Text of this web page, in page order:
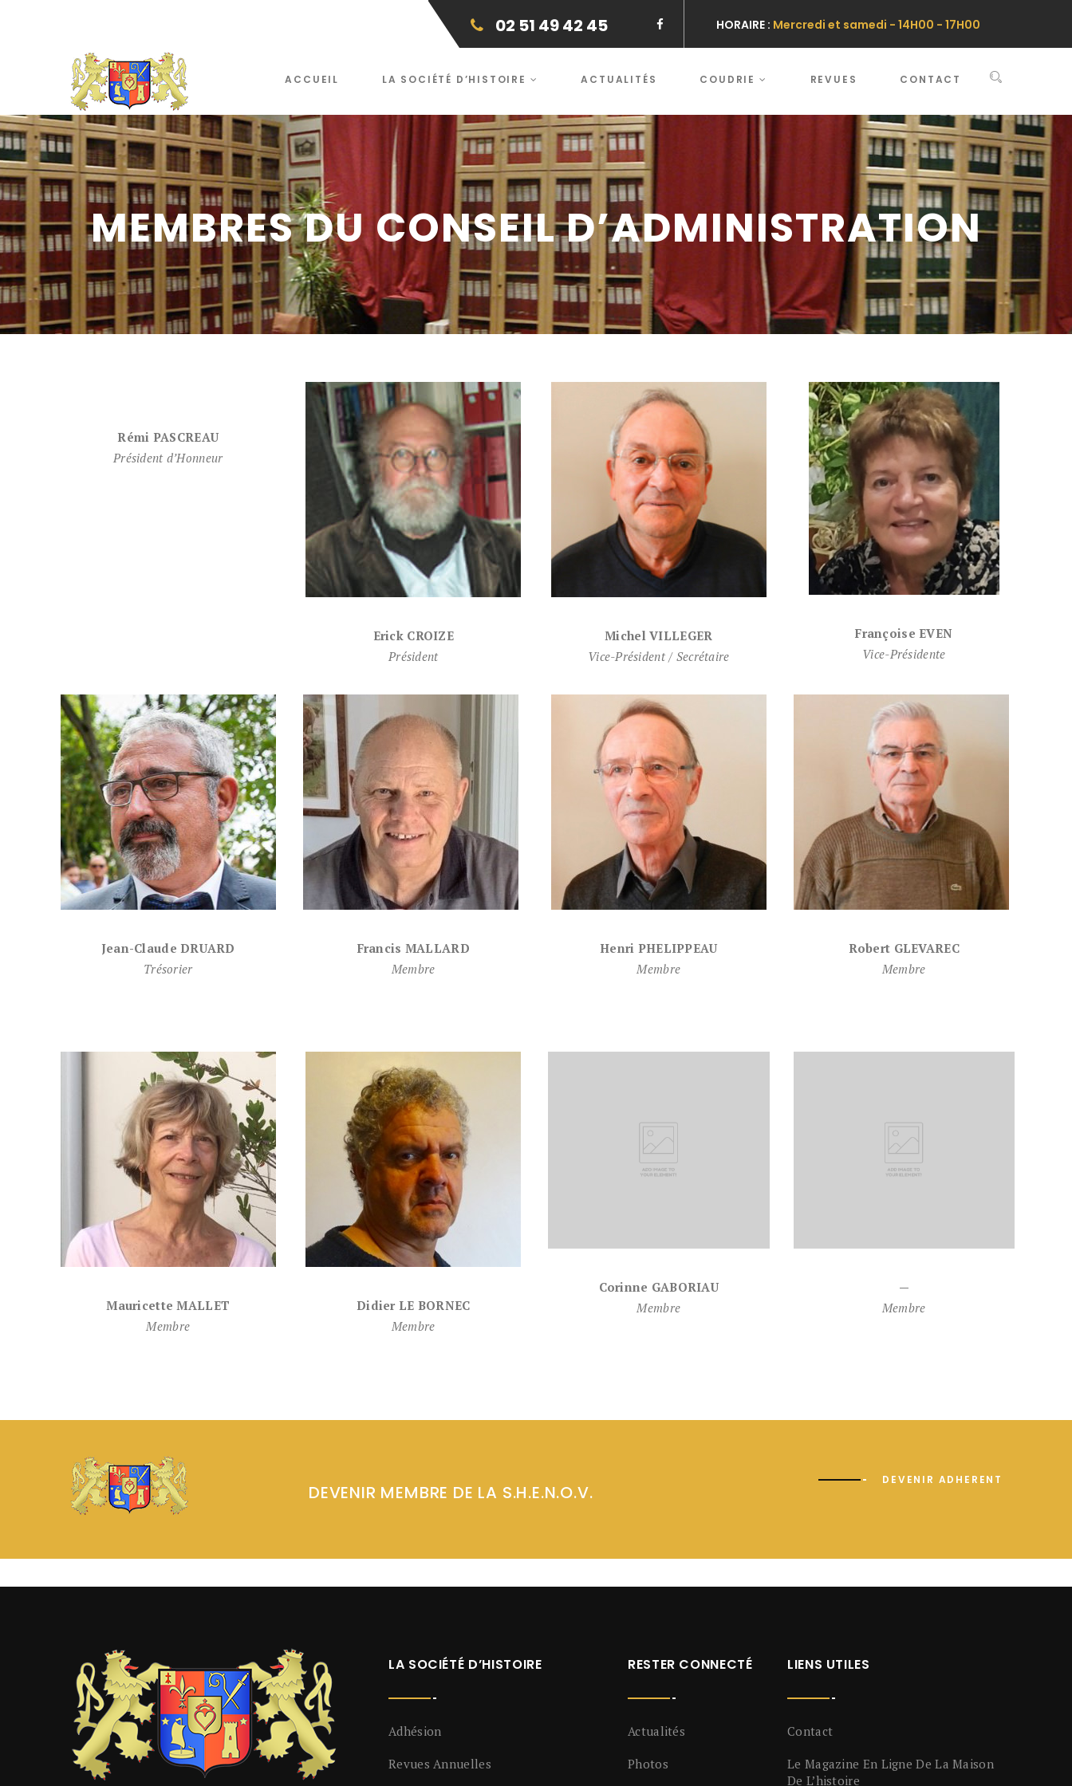
02 51 49 42 45 HORAIRE : Mercredi et samedi - 14H00 - 17H00
ACCUEIL LA SOCIÉTÉ D’HISTOIRE ACTUALITÉS COUDRIE REVUES CONTACT
MEMBRES DU CONSEIL D’ADMINISTRATION
Rémi PASCREAU
Président d’Honneur
Erick CROIZE
Président
Michel VILLEGER
Vice-Président / Secrétaire
Françoise EVEN
Vice-Présidente
Jean-Claude DRUARD
Trésorier
Francis MALLARD
Membre
Henri PHELIPPEAU
Membre
Robert GLEVAREC
Membre
Mauricette MALLET
Membre
Didier LE BORNEC
Membre
Corinne GABORIAU
Membre
—
Membre
DEVENIR MEMBRE DE LA S.H.E.N.O.V.
DEVENIR ADHERENT
LA SOCIÉTÉ D’HISTOIRE
Adhésion
Revues Annuelles
RESTER CONNECTÉ
Actualités
Photos
LIENS UTILES
Contact
Le Magazine En Ligne De La Maison
De L’histoire